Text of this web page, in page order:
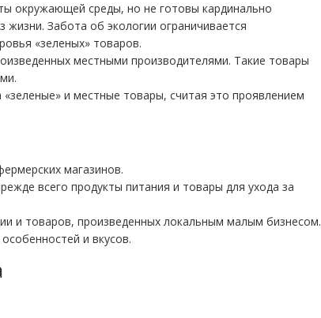
окружающей среды, но не готовы кардинально
Забота об экологии ограничивается
«зеленых» товаров.
местными производителями. Такие товары
и местные товары, считая это проявлением
магазинов.
всего продукты питания и товары для ухода за
и товаров, произведенных локальным малым бизнесом.
и вкусов.